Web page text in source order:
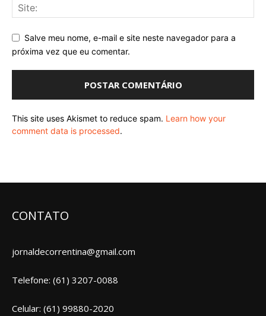
Salve meu nome, e-mail e site neste navegador para a
próxima vez que eu comentar.
This site uses Akismet to reduce spam. Learn how your
comment data is processed.
CONTATO
jornaldecorrentina@gmail.com
Telefone: (61) 3207-0088
Celular: (61) 99880-2020